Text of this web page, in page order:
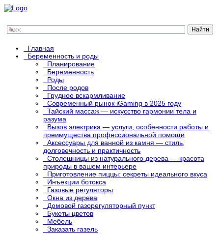
Главная
Беременность и роды
Планирование
Беременность
Роды
После родов
Грудное вскармливание
Современный рынок iGaming в 2025 году
Тайский массаж — искусство гармонии тела и
разума
Вызов электрика — услуги, особенности работы и
преимущества профессиональной помощи
Аксессуары для ванной из камня — стиль,
долговечность и практичность
Столешницы из натурального дерева — красота
природы в вашем интерьере
Приготовление пиццы: секреты идеального вкуса
Инъекции ботокса
Газовые регуляторы
Окна из дерева
Домовой газорегуляторный пункт
Букеты цветов
Мебель
Заказать газель